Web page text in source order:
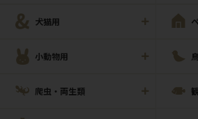
犬猫用
小動物用
爬虫・両生類